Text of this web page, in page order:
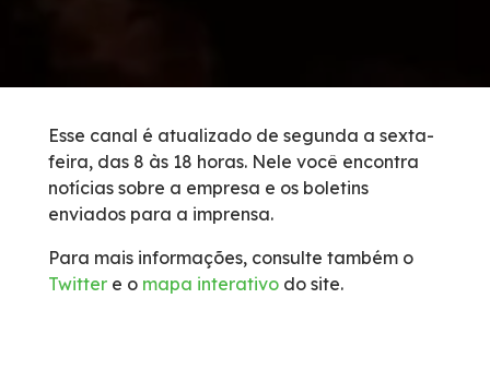
Inspeção de Tráfego
Guincho
Socorro Médico
Esse canal é atualizado de segunda a sexta-
feira, das 8 às 18 horas. Nele você encontra
notícias sobre a empresa e os boletins
enviados para a imprensa.
Para mais informações, consulte também o
Twitter e o mapa interativo do site.